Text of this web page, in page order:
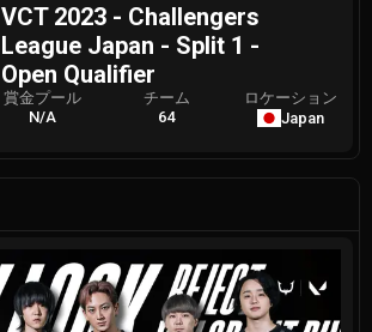
VCT 2023 - Challengers
League Japan - Split 1 -
Open Qualifier
賞金プール
N/A
チーム
64
ロケーション
Japan